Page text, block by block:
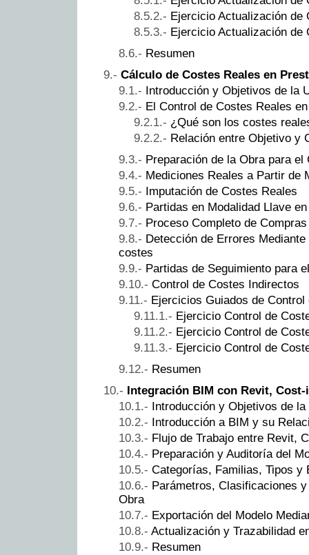
Ejercicio Actualización de
Ejercicio Actualización de
Resumen
Cálculo de Costes Reales en
Introducción y Objetivos de la
El Control de Costes Reales
¿Qué son los costes
Relación entre Objetivo y
Preparación de la Obra para
Mediciones Reales a Partir de
Imputación de Costes Reales
Partidas en Modalidad Llave
Proceso Completo de Compras
Detección de Errores
costes
Partidas de Seguimiento para
Control de Costes Indirectos
Ejercicios Guiados de
Ejercicio Control de
Ejercicio Control de
Ejercicio Control de
Resumen
Integración BIM con Revit,
Introducción y Objetivos de la
Introducción a BIM y su
Flujo de Trabajo entre Revit,
Preparación y Auditoría del
Categorías, Familias, Tipos y
Parámetros, Clasificaciones
Obra
Exportación del Modelo
Actualización y Trazabilidad
Resumen